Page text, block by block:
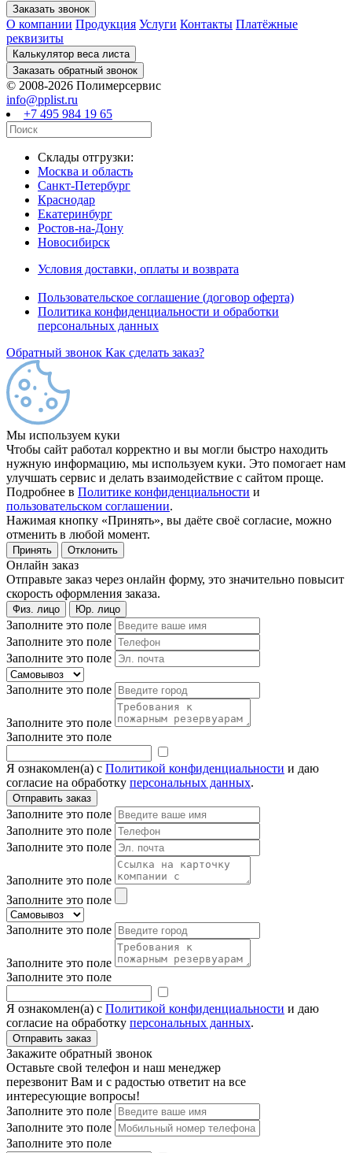
О компании Продукция Услуги Контакты Платёжные
реквизиты
© 2008-2026 Полимерсервис
info@pplist.ru
+7 495 984 19 65
Склады отгрузки:
Москва и область
Санкт-Петербург
Краснодар
Екатеринбург
Ростов-на-Дону
Новосибирск
Условия доставки, оплаты и возврата
Пользовательское соглашение (договор оферта)
Политика конфиденциальности и обработки
персональных данных
Обратный звонок Как сделать заказ?
Мы используем куки
Чтобы сайт работал корректно и вы могли быстро находить
нужную информацию, мы используем куки. Это помогает нам
улучшать сервис и делать взаимодействие с сайтом проще.
Подробнее в Политике конфиденциальности и
пользовательском соглашении.
Нажимая кнопку «Принять», вы даёте своё согласие, можно
отменить в любой момент.
Принять Отклонить
Онлайн заказ
Отправьте заказ через онлайн форму, это значительно повысит
скорость оформления заказа.
Физ. лицо Юр. лицо
Заполните это поле
Заполните это поле
Заполните это поле
Заполните это поле
Заполните это поле
Заполните это поле
Я ознакомлен(а) с Политикой конфиденциальности и даю
согласие на обработку персональных данных.
Заполните это поле
Заполните это поле
Заполните это поле
Заполните это поле
Заполните это поле
Заполните это поле
Заполните это поле
Заполните это поле
Я ознакомлен(а) с Политикой конфиденциальности и даю
согласие на обработку персональных данных.
Закажите обратный звонок
Оставьте свой телефон и наш менеджер
перезвонит Вам и с радостью ответит на все
интересующие вопросы!
Заполните это поле
Заполните это поле
Заполните это поле